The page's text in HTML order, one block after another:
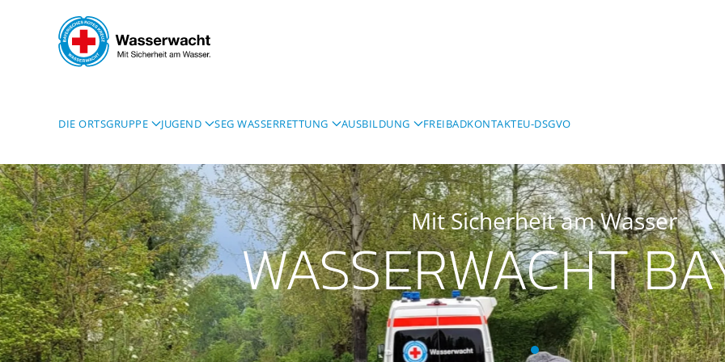
Skip to main content
DIE ORTSGRUPPE JUGEND SEG WASSERRETTUNG AUSBILDUNG FREIBADKONTAKTEU-DSGVO
Mit Sicherheit am Wasser
WASSERWACHT
Wasserwacht Bayern
Wasserwacht Bayern